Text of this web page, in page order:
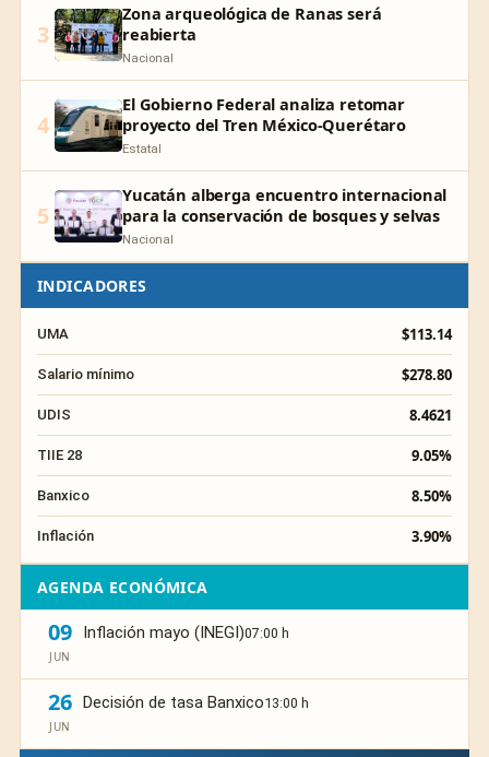
3
Zona arqueológica de Ranas será
reabierta
Nacional
4
El Gobierno Federal analiza retomar
proyecto del Tren México-Querétaro
Estatal
5
Yucatán alberga encuentro internacional
para la conservación de bosques y selvas
Nacional
INDICADORES
UMA $113.14
Salario mínimo $278.80
UDIS 8.4621
TIIE 28 9.05%
Banxico 8.50%
Inflación 3.90%
AGENDA ECONÓMICA
09
JUN
Inflación mayo (INEGI)07:00 h
26
JUN
Decisión de tasa Banxico13:00 h